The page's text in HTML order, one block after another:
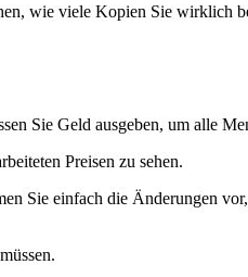
wie viele Kopien Sie wirklich
Sie Geld ausgeben, um alle
Preisen zu sehen.
Sie einfach die Änderungen